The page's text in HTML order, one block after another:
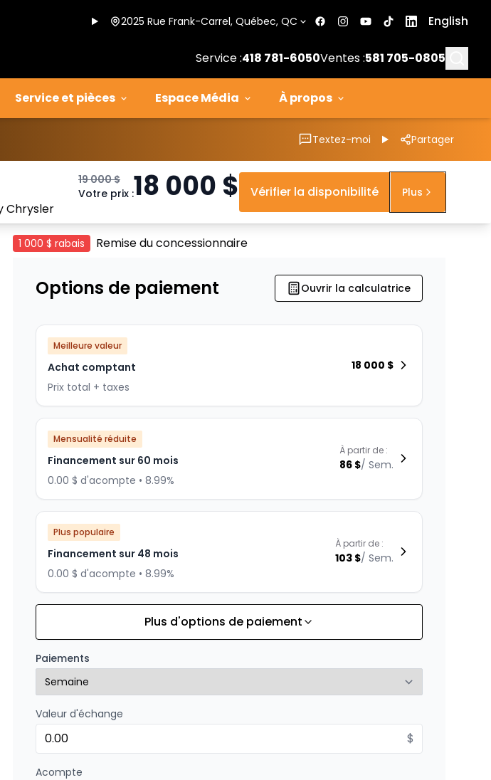
2025 Rue Frank-Carrel, Québec, QC English
Service :418 781-6050Ventes :581 705-0805
Service et pièces Espace Média À propos
Textez-moi Partager
Chrysler
19 000$
Votre prix :18 000 $ Vérifier la disponibilité Plus
1 000 $ rabais Remise du concessionnaire
Options de paiement Ouvrir la calculatrice
Meilleure valeur
Achat comptant
Prix total + taxes
18 000 $
Mensualité réduite
Financement sur 60 mois
0.00 $ d'acompte • 8.99%
À partir de :
86 $/ Sem.
Plus populaire
Financement sur 48 mois
0.00 $ d'acompte • 8.99%
À partir de :
103 $/ Sem.
Financement sur 36 mois
0.00 $ d'acompte • 8.99%
À partir de :
Financement sur 24 mois
Financement sur 24 mois
Plus d'options de paiement
Paiements
Valeur d'échange
$
Acompte